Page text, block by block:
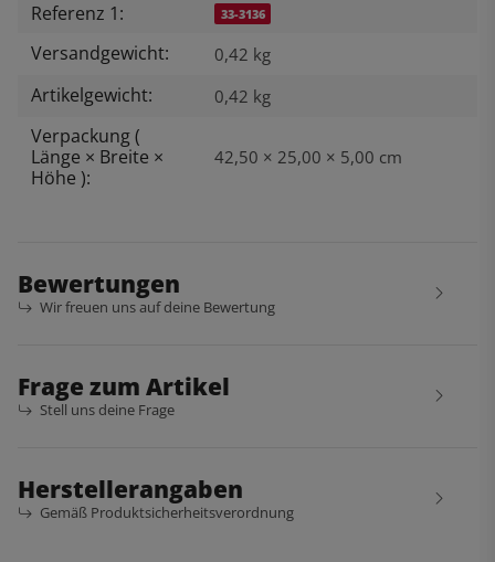
Referenz 1: 33-3136
Versandgewicht: 0,42 kg
Artikelgewicht: 0,42 kg
Verpackung (
Länge × Breite ×
Höhe ):
42,50 × 25,00 × 5,00 cm
Bewertungen
Wir freuen uns auf deine Bewertung
Frage zum Artikel
Stell uns deine Frage
Herstellerangaben
Gemäß Produktsicherheitsverordnung